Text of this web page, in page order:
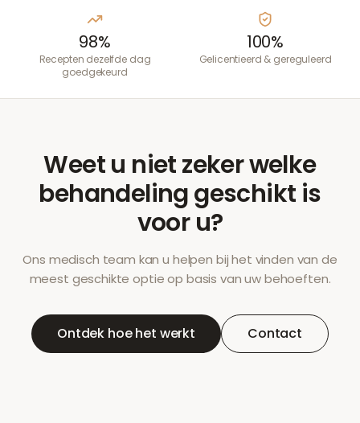
98%
Recepten dezelfde dag
goedgekeurd
100%
Gelicentieerd & gereguleerd
Weet u niet zeker welke
behandeling geschikt is
voor u?
Ons medisch team kan u helpen bij het vinden van de
meest geschikte optie op basis van uw behoeften.
Ontdek hoe het werkt Contact